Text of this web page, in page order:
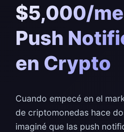
$5,000/
Push
en Crypto
Cuando empecé en el
de criptomonedas hace
imaginé que las push